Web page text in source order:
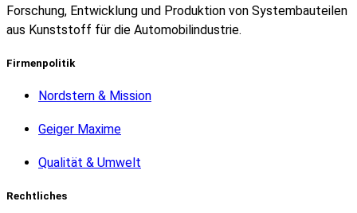
Forschung, Entwicklung und Produktion von Systembauteilen
aus Kunststoff für die Automobilindustrie.
Firmenpolitik
Nordstern & Mission
Geiger Maxime
Qualität & Umwelt
Rechtliches